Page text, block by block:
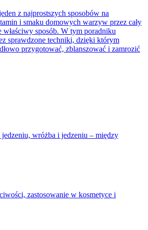
z najprostszych sposobów na
i smaku domowych warzyw przez cały
sposób. W tym poradniku
sprawdzone techniki, dzięki którym
przygotować, zblanszować i zamrozić
jedzeniu, wróżba i jedzeniu – między
zastosowanie w kosmetyce i